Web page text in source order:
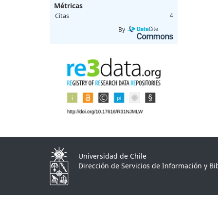
Métricas
Citas 4
By
Universidad de Chile
Dirección de Servicios de Información y